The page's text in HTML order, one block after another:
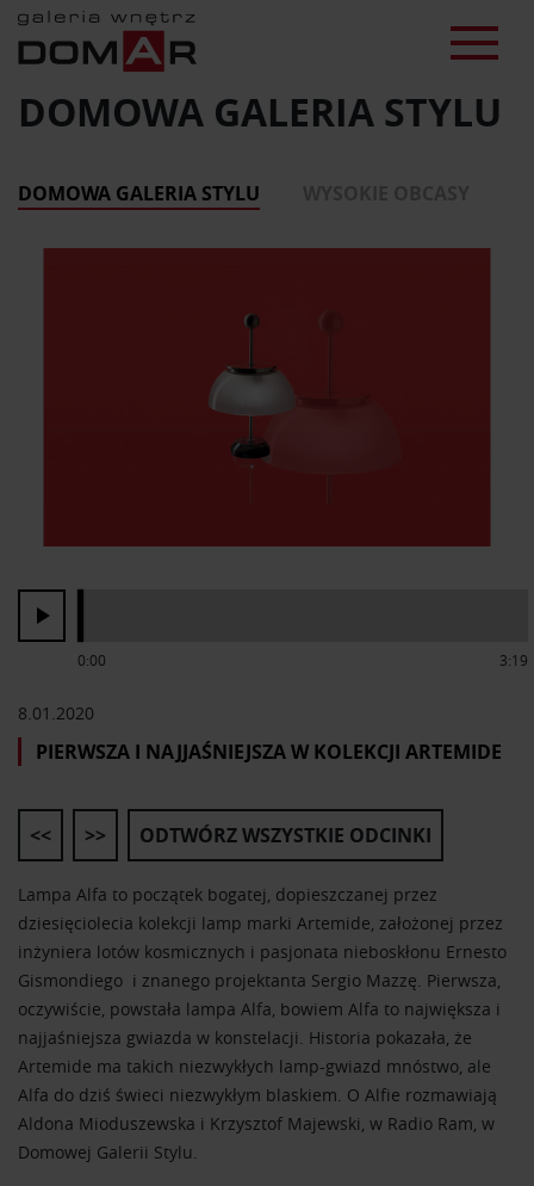
DOMOWA GALERIA STYLU
DOMOWA GALERIA STYLU
8.01.2020
PIERWSZA I NAJJAŚNIEJSZA W KOLEKCJI ARTEMIDE
Lampa Alfa to początek bogatej, dopieszczanej przez
dziesięciolecia kolekcji lamp marki Artemide, założonej przez
inżyniera lotów kosmicznych i pasjonata nieboskłonu Ernesto
Gismondiego i znanego projektanta Sergio Mazzę. Pierwsza,
oczywiście, powstała lampa Alfa, bowiem Alfa to największa i
najjaśniejsza gwiazda w konstelacji. Historia pokazała, że
Artemide ma takich niezwykłych lamp-gwiazd mnóstwo, ale
Alfa do dziś świeci niezwykłym blaskiem. O Alfie rozmawiają
Aldona Mioduszewska i Krzysztof Majewski, w Radio Ram, w
Domowej Galerii Stylu.
0:00 3:19
<< >> ODTWÓRZ WSZYSTKIE ODCINKI